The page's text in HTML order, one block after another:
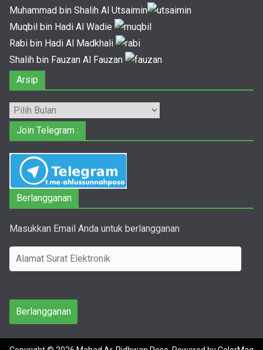
Muhammad bin Shalih Al Utsaimin
Muqbil bin Hadi Al Wadie
Rabi bin Hadi Al Madkhali
Shalih bin Fauzan Al Fauzan
Arsip
Arsip
Join Telegram :
Berlangganan
Masukkan Email Anda untuk berlangganan
l
m
t
Berlangganan